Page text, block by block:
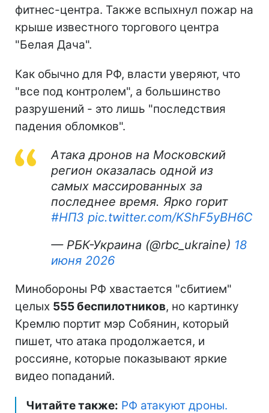
фитнес-центра. Также вспыхнул пожар на
крыше известного торгового центра
"Белая Дача".
Как обычно для РФ, власти уверяют, что
"все под контролем", а большинство
разрушений - это лишь "последствия
падения обломков".
Атака дронов на Московский
регион оказалась одной из
самых массированных за
последнее время. Ярко горит
#НПЗ pic.twitter.com/KShF5yBH6C
— РБК-Украина (@rbc_ukraine) 18
июня 2026
Минобороны РФ хвастается "сбитием"
целых 555 беспилотников, но картинку
Кремлю портит мэр Собянин, который
пишет, что атака продолжается, и
россияне, которые показывают яркие
видео попаданий.
Читайте также: РФ атакуют дроны.